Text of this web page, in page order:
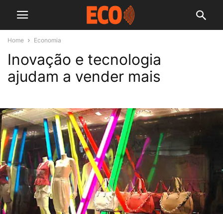
Home Economia
Inovação e tecnologia
ajudam a vender mais